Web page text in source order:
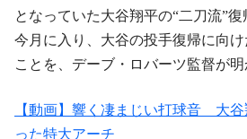
となっていた大谷翔平の“二刀流”復
今月に入り、大谷の投手復帰に向
ことを、デーブ・ロバーツ監督が明
【動画】響く凄まじい打球音 大
った特大アーチ